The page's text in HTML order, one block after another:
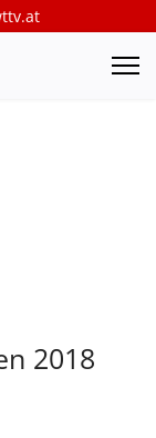
2018